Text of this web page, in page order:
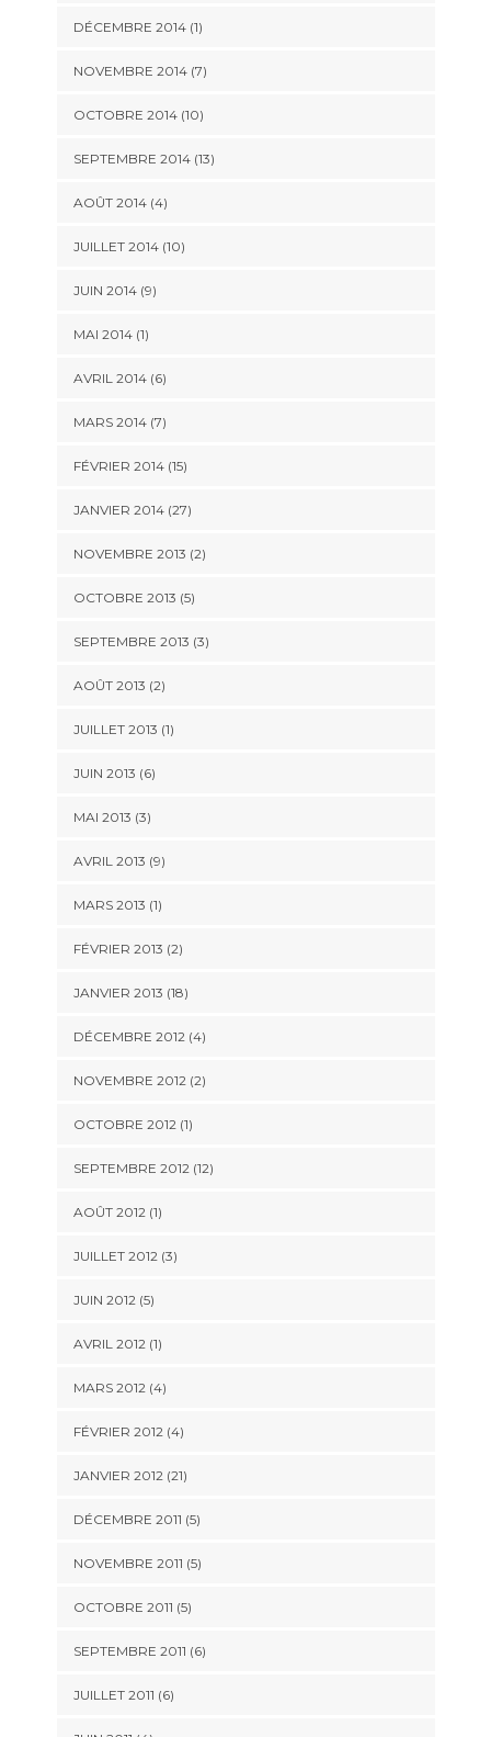
DÉCEMBRE 2014 (1)
NOVEMBRE 2014 (7)
OCTOBRE 2014 (10)
SEPTEMBRE 2014 (13)
AOÛT 2014 (4)
JUILLET 2014 (10)
JUIN 2014 (9)
MAI 2014 (1)
AVRIL 2014 (6)
MARS 2014 (7)
FÉVRIER 2014 (15)
JANVIER 2014 (27)
NOVEMBRE 2013 (2)
OCTOBRE 2013 (5)
SEPTEMBRE 2013 (3)
AOÛT 2013 (2)
JUILLET 2013 (1)
JUIN 2013 (6)
MAI 2013 (3)
AVRIL 2013 (9)
MARS 2013 (1)
FÉVRIER 2013 (2)
JANVIER 2013 (18)
DÉCEMBRE 2012 (4)
NOVEMBRE 2012 (2)
OCTOBRE 2012 (1)
SEPTEMBRE 2012 (12)
AOÛT 2012 (1)
JUILLET 2012 (3)
JUIN 2012 (5)
AVRIL 2012 (1)
MARS 2012 (4)
FÉVRIER 2012 (4)
JANVIER 2012 (21)
DÉCEMBRE 2011 (5)
NOVEMBRE 2011 (5)
OCTOBRE 2011 (5)
SEPTEMBRE 2011 (6)
JUILLET 2011 (6)